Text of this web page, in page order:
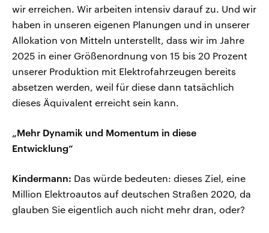
wir erreichen. Wir arbeiten intensiv darauf zu. Und wir
haben in unseren eigenen Planungen und in unserer
Allokation von Mitteln unterstellt, dass wir im Jahre
2025 in einer Größenordnung von 15 bis 20 Prozent
unserer Produktion mit Elektrofahrzeugen bereits
absetzen werden, weil für diese dann tatsächlich
dieses Äquivalent erreicht sein kann.
„Mehr Dynamik und Momentum in diese
Entwicklung“
Kindermann: Das würde bedeuten: dieses Ziel, eine
Million Elektroautos auf deutschen Straßen 2020, da
glauben Sie eigentlich auch nicht mehr dran, oder?